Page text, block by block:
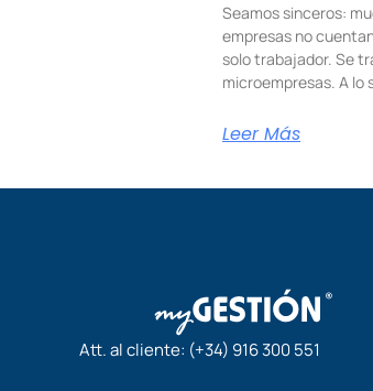
Seamos sinceros:
empresas no
solo trabajador. Se
microempresas. A lo
Leer Más
Att. al cliente: (+34) 916 300 551